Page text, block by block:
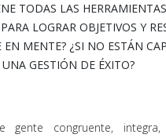
TODAS LAS
LOGRAR OBJETIVOS Y
MENTE? ¿SI NO ESTÁN
GESTIÓN DE ÉXITO?
gente congruente, integra,